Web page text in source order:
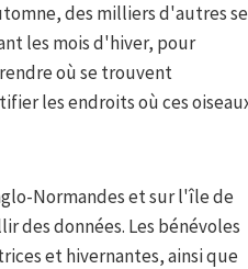
des milliers d'autres se
les mois d'hiver, pour
où se trouvent
les endroits où ces
Normandes et sur l'île de
des données. Les bénévoles
et hivernantes, ainsi que